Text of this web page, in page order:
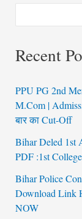
Recent
PPU PG 2nd
M.Com |
बार का Cut-Off
Bihar Deled 1st
PDF :1st
Bihar Police
Download Link
NOW